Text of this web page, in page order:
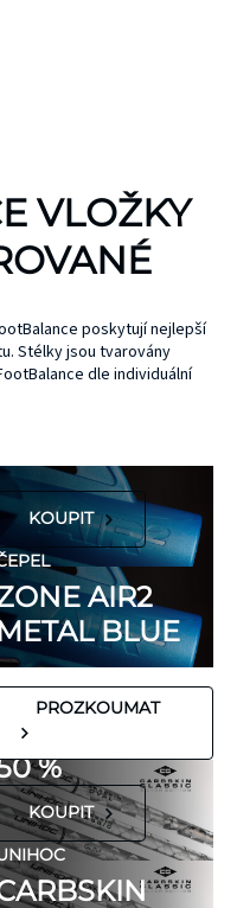
VLOŽKY
poskytují nejlepší
Stélky jsou tvarovány
dle individuální
KOUPIT
AIR2
BLUE
PROZKOUMAT
FLORBALOVÉ HOLE
SE SLEVOU
%
KOUPIT
TEJPY
TAPE
latexu a
latex
ani přírodní
Obsahují
látek,
mohou
vyvolat alergické
Pokud ale
že máte velmi
pokožku,
malý